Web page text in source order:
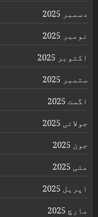
دسمبر 2025
نومبر 2025
اکتوبر 2025
ستمبر 2025
اگست 2025
جولائی 2025
جون 2025
مئی 2025
اپریل 2025
مارچ 2025